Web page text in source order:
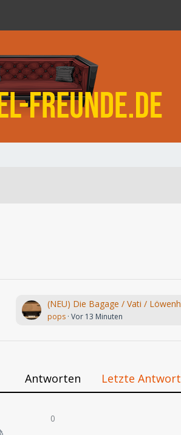
pops Vor 13 Minuten
Antworten
Letzte Antwort
0